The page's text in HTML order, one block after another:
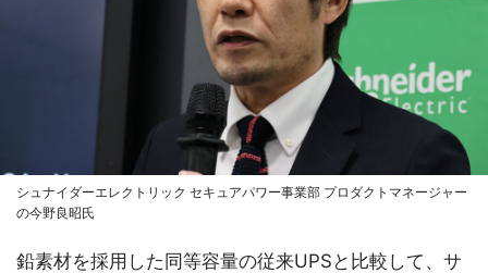
シュナイダーエレクトリック セキュアパワー事業部 プロダクトマネージャー
の今野良昭氏
鉛素材を採用した同等容量の従来UPSと比較して、サ